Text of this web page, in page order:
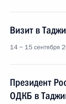
Визит в
14 − 15 сентября
Президент
ОДКБ в